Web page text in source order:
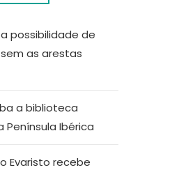
possibilidade de
as arestas
a biblioteca
Ibérica
Evaristo recebe